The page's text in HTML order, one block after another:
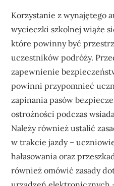
Korzystanie z wynajętego
wycieczki szkolnej wiąże
które powinny być
uczestników podróży.
zapewnienie
powinni przypomnieć
zapinania pasów
ostrożności podczas
Należy również ustalić
w trakcie jazdy –
hałasowania oraz
również omówić zasady